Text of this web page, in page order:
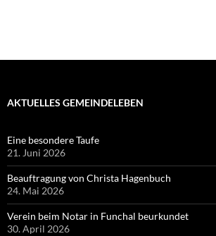
AKTUELLES GEMEINDELEBEN
Eine besondere Taufe
21. Juni 2026
Beauftragung von Christa Hagenbuch
24. Mai 2026
Verein beim Notar in Funchal beurkundet
30. April 2026